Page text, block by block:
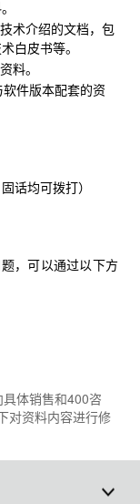
术介绍的文档，包
白皮书等。
料。
软件版本配套的资
话均可拨打）
，可以通过以下方
体销售和400咨
对资料内容进行修